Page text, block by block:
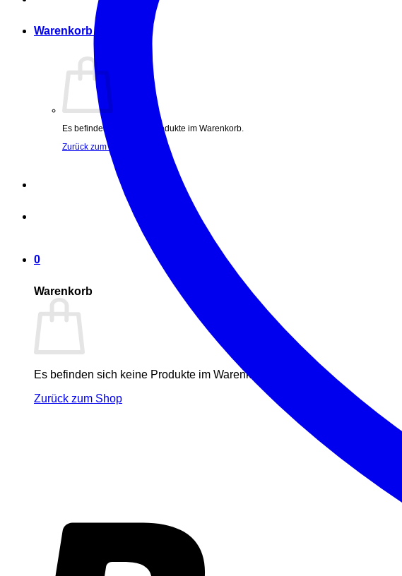
Warenkorb /
Es befinden sich keine Produkte im Warenkorb.
Zurück zum Shop
0
Warenkorb
Es befinden sich keine Produkte im Warenkorb.
Zurück zum Shop